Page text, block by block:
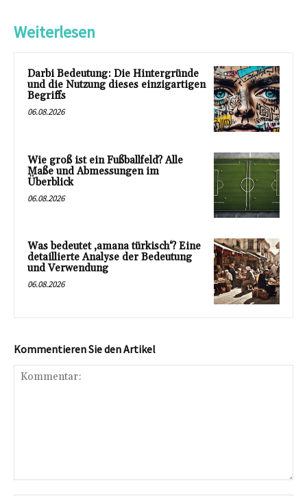
Weiterlesen
Darbi Bedeutung: Die Hintergründe
und die Nutzung dieses einzigartigen
Begriffs
06.08.2026
Wie groß ist ein Fußballfeld? Alle
Maße und Abmessungen im
Überblick
06.08.2026
Was bedeutet ‚amana türkisch‘? Eine
detaillierte Analyse der Bedeutung
und Verwendung
06.08.2026
Kommentieren Sie den Artikel